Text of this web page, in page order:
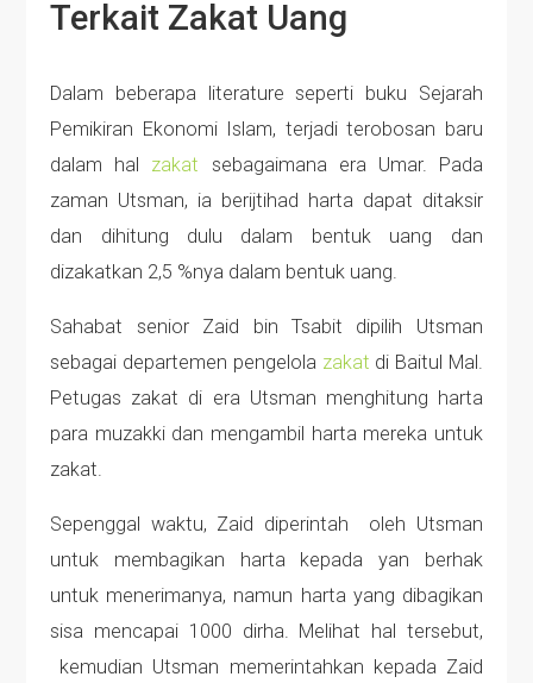
Terkait Zakat Uang
Dalam beberapa literature seperti buku Sejarah
Pemikiran Ekonomi Islam, terjadi terobosan baru
dalam hal zakat sebagaimana era Umar. Pada
zaman Utsman, ia berijtihad harta dapat ditaksir
dan dihitung dulu dalam bentuk uang dan
dizakatkan 2,5 %nya dalam bentuk uang.
Sahabat senior Zaid bin Tsabit dipilih Utsman
sebagai departemen pengelola zakat di Baitul Mal.
Petugas zakat di era Utsman menghitung harta
para muzakki dan mengambil harta mereka untuk
zakat.
Sepenggal waktu, Zaid diperintah oleh Utsman
untuk membagikan harta kepada yan berhak
untuk menerimanya, namun harta yang dibagikan
sisa mencapai 1000 dirha. Melihat hal tersebut,
kemudian Utsman memerintahkan kepada Zaid